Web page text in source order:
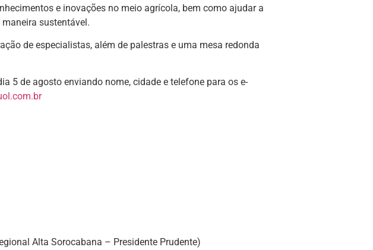
e inovações no meio agrícola, bem como ajudar a
sustentável.
de especialistas, além de palestras e uma mesa redonda
5 de agosto enviando nome, cidade e telefone para os e-
Alta Sorocabana – Presidente Prudente)